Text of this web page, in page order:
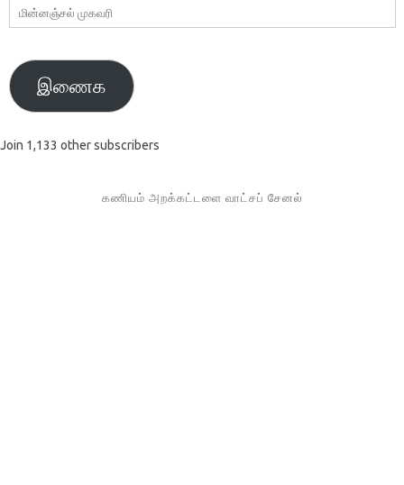
மின்னஞ்சல்
முகவரி
இணைக
Join 1,133 other subscribers
கணியம் அறக்கட்டளை வாட்சப் சேனல்